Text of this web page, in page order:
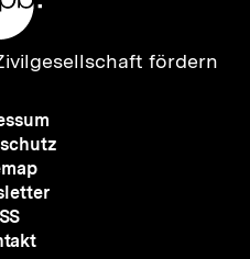
fördern
Meta-
Navigation